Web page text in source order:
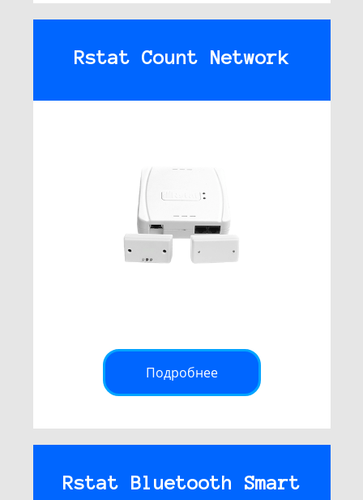
Rstat Count Network
Подробнее
Rstat Bluetooth Smart